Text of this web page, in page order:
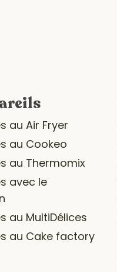
au Air Fryer
au Cookeo
au Thermomix
avec le
au MultiDélices
au Cake factory